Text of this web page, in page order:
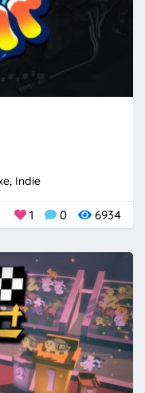
Indie
1 0 6934